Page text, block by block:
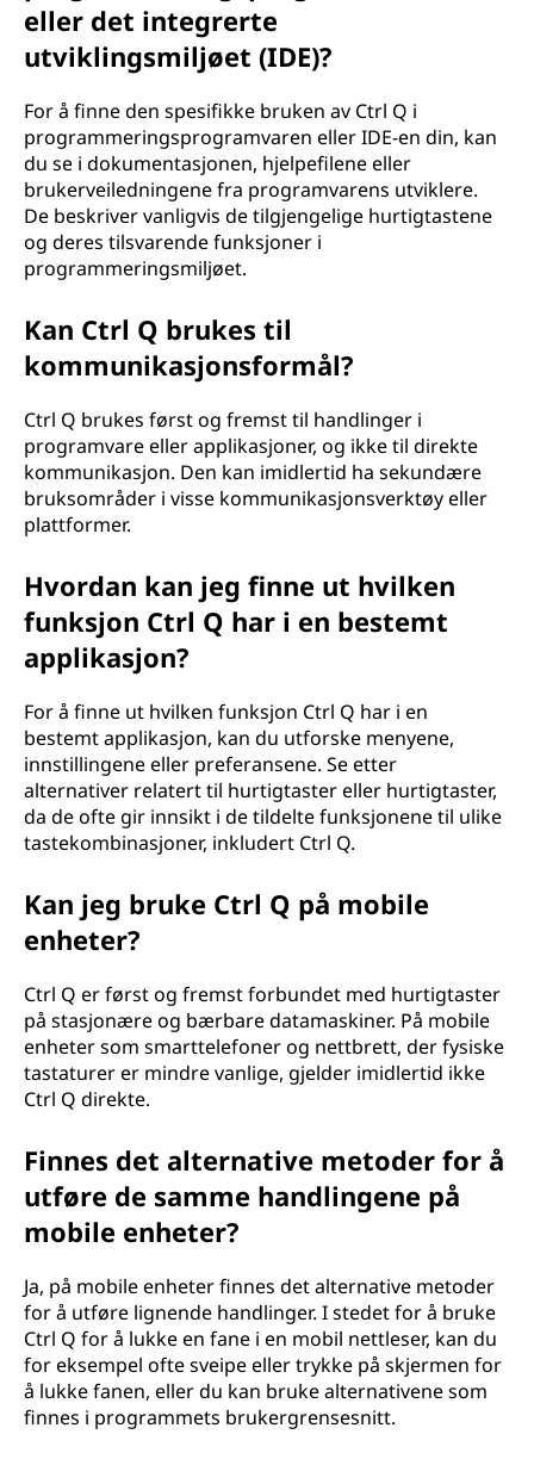
eller det integrerte
utviklingsmiljøet (IDE)?
For å finne den spesifikke bruken av Ctrl Q i
programmeringsprogramvaren eller IDE-en din, kan
du se i dokumentasjonen, hjelpefilene eller
brukerveiledningene fra programvarens utviklere.
De beskriver vanligvis de tilgjengelige hurtigtastene
og deres tilsvarende funksjoner i
programmeringsmiljøet.
Kan Ctrl Q brukes til
kommunikasjonsformål?
Ctrl Q brukes først og fremst til handlinger i
programvare eller applikasjoner, og ikke til direkte
kommunikasjon. Den kan imidlertid ha sekundære
bruksområder i visse kommunikasjonsverktøy eller
plattformer.
Hvordan kan jeg finne ut hvilken
funksjon Ctrl Q har i en bestemt
applikasjon?
For å finne ut hvilken funksjon Ctrl Q har i en
bestemt applikasjon, kan du utforske menyene,
innstillingene eller preferansene. Se etter
alternativer relatert til hurtigtaster eller hurtigtaster,
da de ofte gir innsikt i de tildelte funksjonene til ulike
tastekombinasjoner, inkludert Ctrl Q.
Kan jeg bruke Ctrl Q på mobile
enheter?
Ctrl Q er først og fremst forbundet med hurtigtaster
på stasjonære og bærbare datamaskiner. På mobile
enheter som smarttelefoner og nettbrett, der fysiske
tastaturer er mindre vanlige, gjelder imidlertid ikke
Ctrl Q direkte.
Finnes det alternative metoder for å
utføre de samme handlingene på
mobile enheter?
Ja, på mobile enheter finnes det alternative metoder
for å utføre lignende handlinger. I stedet for å bruke
Ctrl Q for å lukke en fane i en mobil nettleser, kan du
for eksempel ofte sveipe eller trykke på skjermen for
å lukke fanen, eller du kan bruke alternativene som
finnes i programmets brukergrensesnitt.